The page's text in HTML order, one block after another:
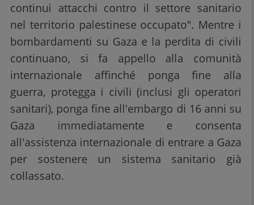
continui attacchi contro il settore sanitario
nel territorio palestinese occupato". Mentre i
bombardamenti su Gaza e la perdita di civili
continuano, si fa appello alla comunità
internazionale affinché ponga fine alla
guerra, protegga i civili (inclusi gli operatori
sanitari), ponga fine all'embargo di 16 anni su
Gaza immediatamente e consenta
all'assistenza internazionale di entrare a Gaza
per sostenere un sistema sanitario già
collassato.